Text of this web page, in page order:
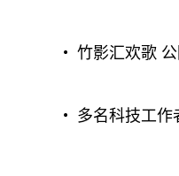
竹影汇欢歌
多名科技工作